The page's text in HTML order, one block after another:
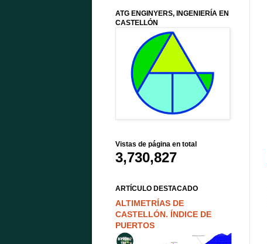
ATG ENGINYERS, INGENIERÍA EN
CASTELLÓN
Vistas de página en total
3,730,827
ARTÍCULO DESTACADO
ALTIMETRÍAS DE
CASTELLÓN. ÍNDICE DE
PUERTOS